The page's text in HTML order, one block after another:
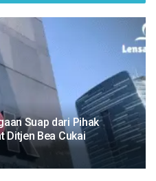
Suap dari Pihak
Ditjen Bea Cukai